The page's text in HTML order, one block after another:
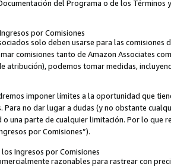
del Programa o de los Términos
por Comisiones
solo deben usarse para las
comisiones tanto de Amazon Associates
atribución), podemos tomar medidas,
imponer límites a la oportunidad que
Para no dar lugar a dudas (y no obstante
una parte de cualquier limitación. Por lo que
por Comisiones”).
Ingresos por Comisiones
razonables para rastrear con